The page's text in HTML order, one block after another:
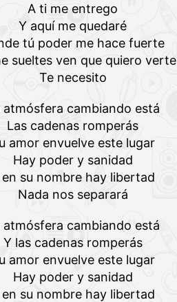
A ti me entrego
Y aquí me quedaré
tú poder me hace fuerte
sueltes ven que quiero verte
Te necesito
atmósfera cambiando está
Las cadenas romperás
amor envuelve este lugar
Hay poder y sanidad
en su nombre hay libertad
Nada nos separará
atmósfera cambiando está
Y las cadenas romperás
amor envuelve este lugar
Hay poder y sanidad
en su nombre hay libertad